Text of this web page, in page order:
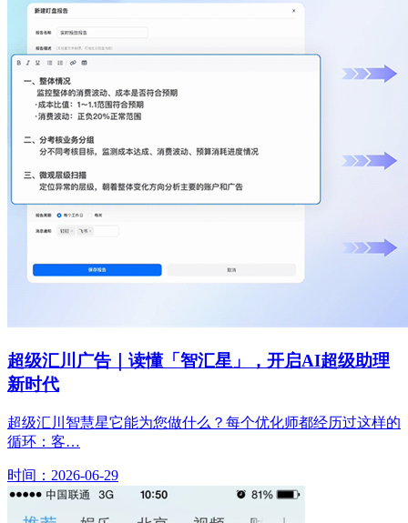
超级汇川广告｜读懂「智汇星」，开启AI超级助理
新时代
超级汇川智慧星它能为您做什么？每个优化师都经历过这样的
循环：客…
时间：2026-06-29